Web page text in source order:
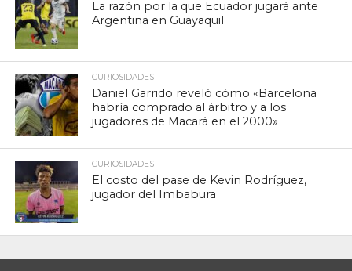
La razón por la que Ecuador jugará ante
Argentina en Guayaquil
CURIOSIDADES
Daniel Garrido reveló cómo «Barcelona
habría comprado al árbitro y a los
jugadores de Macará en el 2000»
CURIOSIDADES
El costo del pase de Kevin Rodríguez,
jugador del Imbabura